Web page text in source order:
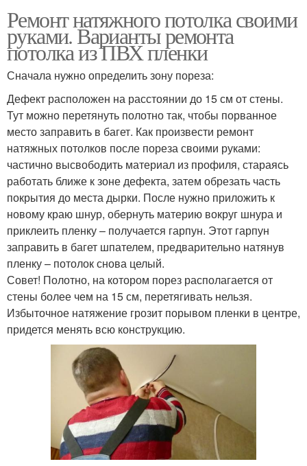
Ремонт натяжного потолка своими
руками. Варианты ремонта
потолка из ПВХ пленки
Сначала нужно определить зону пореза:
Дефект расположен на расстоянии до 15 см от стены.
Тут можно перетянуть полотно так, чтобы порванное
место заправить в багет. Как произвести ремонт
натяжных потолков после пореза своими руками:
частично высвободить материал из профиля, стараясь
работать ближе к зоне дефекта, затем обрезать часть
покрытия до места дырки. После нужно приложить к
новому краю шнур, обернуть материю вокруг шнура и
приклеить пленку – получается гарпун. Этот гарпун
заправить в багет шпателем, предварительно натянув
пленку – потолок снова целый.
Совет! Полотно, на котором порез располагается от
стены более чем на 15 см, перетягивать нельзя.
Избыточное натяжение грозит порывом пленки в центре,
придется менять всю конструкцию.